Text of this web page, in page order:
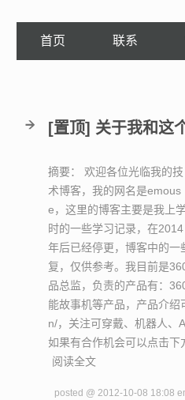
首页 联系
[置顶] 关于我和这
摘要： 欢迎各位光临我的技
术博客，我的网名是emous
e，这里的博客主要是我上
时的一些学习记录，在2014
年后已经停更，博客中的一
复，仅供参考。我目前是
品总监，负责的产品有：
能故事机等产品，产品介
n/，关注可穿戴、机器人、
如果有合作机会可以点击下
阅读全文
posted @ 2012-10-08 18:08